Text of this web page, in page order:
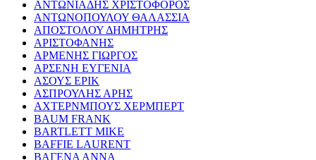
ΑΝΤΩΝΙΑΔΗΣ ΧΡΙΣΤΟΦΟΡΟΣ
ΑΝΤΩΝΟΠΟΥΛΟΥ ΘΑΛΑΣΣΙΑ
ΑΠΟΣΤΟΛΟΥ ΔΗΜΗΤΡΗΣ
ΑΡΙΣΤΟΦΑΝΗΣ
ΑΡΜΕΝΗΣ ΓΙΩΡΓΟΣ
ΑΡΣΕΝΗ ΕΥΓΕΝΙΑ
ΑΣΟΥΣ ΕΡΙΚ
ΑΣΠΡΟΥΛΗΣ ΑΡΗΣ
ΑΧΤΕΡΝΜΠΟΥΣ ΧΕΡΜΠΕΡΤ
BAUM FRANK
BARTLETT MIKE
BAFFIE LAURENT
ΒΑΓΕΝΑ ΑΝΝΑ